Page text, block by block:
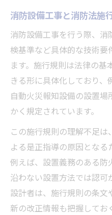
用術
順
工場や倉庫向け
防火対象物別に
務
方法
誘導灯設置基準の理
要点
消防設備工事に
解
消防設備工事と消防法施
消防設備工事を行う際、
検基準など具体的な技術要
ます。施行規則は法律の
きる形に具体化しており
自動火災報知設備の設置
かく規定されています。
この施行規則の理解不足
よる是正指導の原因となる
例えば、設置義務のある防
沿わない設置方法では認
設計者は、施行規則の条
新の改正情報も把握してお